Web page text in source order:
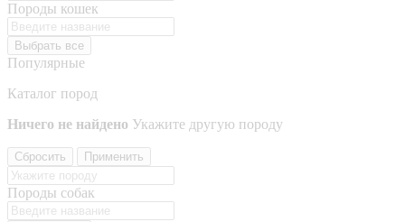
Породы кошек
Выбрать все
Популярные
Каталог пород
Ничего не найдено Укажите другую породу
Сбросить Применить
Породы собак